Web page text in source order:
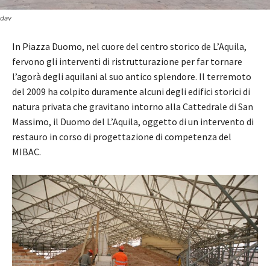
dav
In Piazza Duomo, nel cuore del centro storico de L’Aquila,
fervono gli interventi di ristrutturazione per far tornare
l’agorà degli aquilani al suo antico splendore. Il terremoto
del 2009 ha colpito duramente alcuni degli edifici storici di
natura privata che gravitano intorno alla Cattedrale di San
Massimo, il Duomo del L’Aquila, oggetto di un intervento di
restauro in corso di progettazione di competenza del
MIBAC.